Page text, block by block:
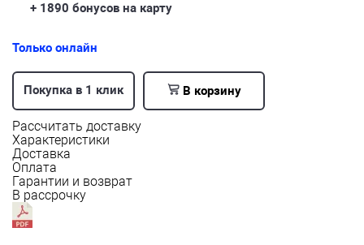
+ 1890 бонусов на карту
Только онлайн
Покупка в 1 клик В корзину
Рассчитать доставку
Характеристики
Доставка
Оплата
Гарантии и возврат
В рассрочку